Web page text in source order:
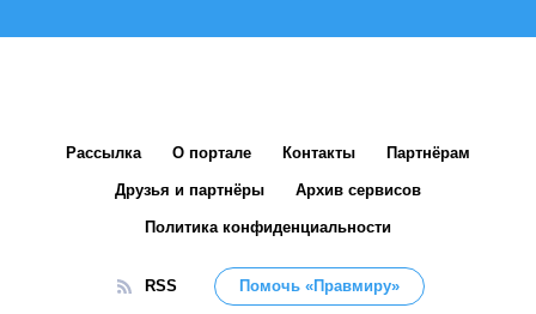
Рассылка О портале Контакты Партнёрам
Друзья и партнёры Архив сервисов
Политика конфиденциальности
RSS Помочь «Правмиру»